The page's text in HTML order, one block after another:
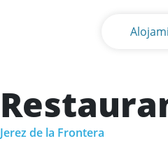
Jerez de la Frontera